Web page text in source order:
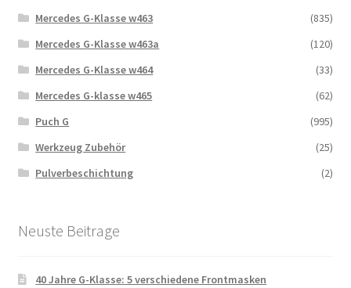
Mercedes G-Klasse w463
(835)
Mercedes G-Klasse w463a
(120)
Mercedes G-Klasse w464
(33)
Mercedes G-klasse w465
(62)
Puch G
(995)
Werkzeug Zubehör
(25)
Pulverbeschichtung
(2)
Neuste Beitrage
40 Jahre G-Klasse: 5 verschiedene Frontmasken